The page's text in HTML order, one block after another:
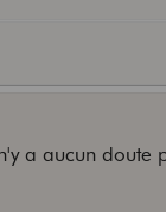
a aucun doute